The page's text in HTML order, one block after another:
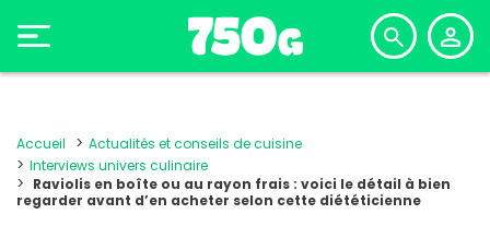
Accueil
Actualités et conseils de cuisine
Interviews univers culinaire
Raviolis en boîte ou au rayon frais : voici le détail à bien
regarder avant d’en acheter selon cette diététicienne